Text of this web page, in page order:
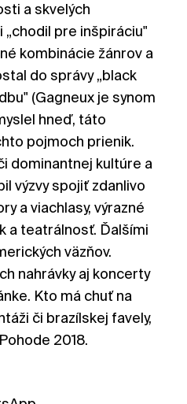
a skvelých
„chodil pre inšpiráciu"
kombinácie žánrov a
do správy „black
(Gagneux je synom
hneď, táto
pojmoch prienik.
dominantnej kultúre a
výzvy spojiť zdanlivo
a viachlasy, výrazné
a teatrálnosť. Ďalšími
väzňov.
nahrávky aj koncerty
Kto má chuť na
či brazílskej favely,
2018.